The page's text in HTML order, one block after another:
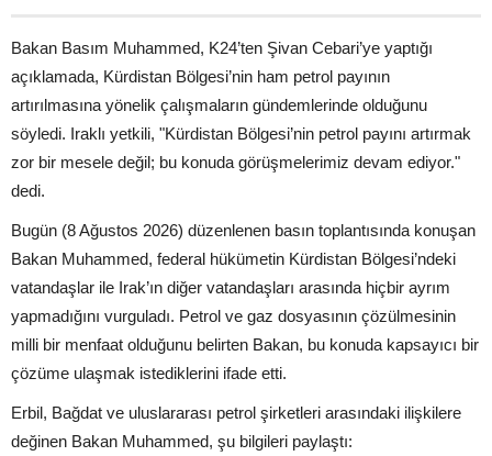
Bakan Basım Muhammed, K24’ten Şivan Cebari’ye yaptığı
açıklamada, Kürdistan Bölgesi’nin ham petrol payının
artırılmasına yönelik çalışmaların gündemlerinde olduğunu
söyledi. Iraklı yetkili, "Kürdistan Bölgesi’nin petrol payını artırmak
zor bir mesele değil; bu konuda görüşmelerimiz devam ediyor."
dedi.
Bugün (8 Ağustos 2026) düzenlenen basın toplantısında konuşan
Bakan Muhammed, federal hükümetin Kürdistan Bölgesi’ndeki
vatandaşlar ile Irak’ın diğer vatandaşları arasında hiçbir ayrım
yapmadığını vurguladı. Petrol ve gaz dosyasının çözülmesinin
milli bir menfaat olduğunu belirten Bakan, bu konuda kapsayıcı bir
çözüme ulaşmak istediklerini ifade etti.
Erbil, Bağdat ve uluslararası petrol şirketleri arasındaki ilişkilere
değinen Bakan Muhammed, şu bilgileri paylaştı: